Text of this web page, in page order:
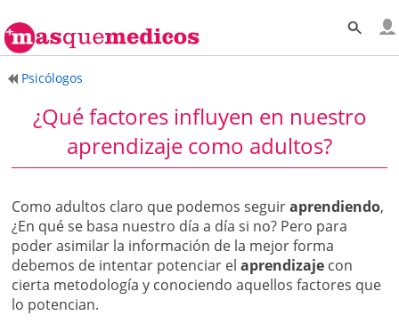
Psicólogos
¿Qué factores influyen en nuestro
aprendizaje como adultos?
Como adultos claro que podemos seguiraprendiendo,
¿En qué se basa nuestro día a día si no? Pero para
poder asimilar la información de la mejor forma
debemos de intentar potenciar elaprendizaje con
cierta metodología y conociendo aquellos factores que
lo potencian.